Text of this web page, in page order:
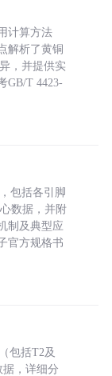
计算方法
解析了黄铜
，并提供实
GB/T 4423-
包括各引脚
数据，并附
制及典型应
官方规格书
包括T2及
据，详细分